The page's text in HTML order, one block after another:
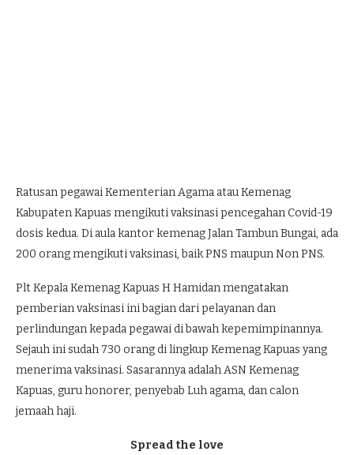
Ratusan pegawai Kementerian Agama atau Kemenag
Kabupaten Kapuas mengikuti vaksinasi pencegahan Covid-19
dosis kedua. Di aula kantor kemenag Jalan Tambun Bungai, ada
200 orang mengikuti vaksinasi, baik PNS maupun Non PNS.
Plt Kepala Kemenag Kapuas H Hamidan mengatakan
pemberian vaksinasi ini bagian dari pelayanan dan
perlindungan kepada pegawai di bawah kepemimpinannya.
Sejauh ini sudah 730 orang di lingkup Kemenag Kapuas yang
menerima vaksinasi. Sasarannya adalah ASN Kemenag
Kapuas, guru honorer, penyebab Luh agama, dan calon
jemaah haji.
Spread the love